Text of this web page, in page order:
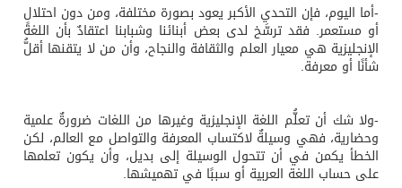
-أما اليوم، فإن التحدي الأكبر يعود بصورة مختلفة، ومن دون احتلالٍ
أو مستعمر. فقد ترسَّخ لدى بعض أبنائنا وشبابنا اعتقادٌ بأن اللغة
الإنجليزية هي معيار العلم والثقافة والنجاح، وأن من لا يتقنها أقلُّ
شأنًا أو معرفة.
-ولا شك أن تعلُّم اللغة الإنجليزية وغيرها من اللغات ضرورةٌ علمية
وحضارية، فهي وسيلةٌ لاكتساب المعرفة والتواصل مع العالم، لكن
الخطأ يكمن في أن تتحول الوسيلة إلى بديل، وأن يكون تعلمها
على حساب اللغة العربية أو سببًا في تهميشها.